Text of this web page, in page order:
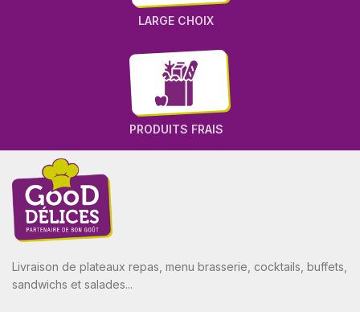
LARGE CHOIX
PRODUITS FRAIS
Livraison de plateaux repas, menu brasserie, cocktails, buffets,
sandwichs et salades...